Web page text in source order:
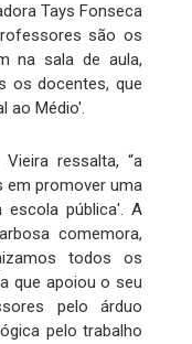
Tays Fonseca
são os
na sala de aula,
os docentes, que
ao Médio'.
ressalta, “a
em promover uma
escola pública'. A
comemora,
todos os
que apoiou o seu
pelo árduo
pelo trabalho